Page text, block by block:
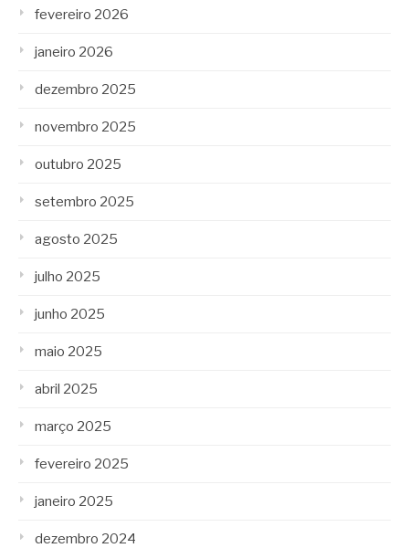
fevereiro 2026
janeiro 2026
dezembro 2025
novembro 2025
outubro 2025
setembro 2025
agosto 2025
julho 2025
junho 2025
maio 2025
abril 2025
março 2025
fevereiro 2025
janeiro 2025
dezembro 2024